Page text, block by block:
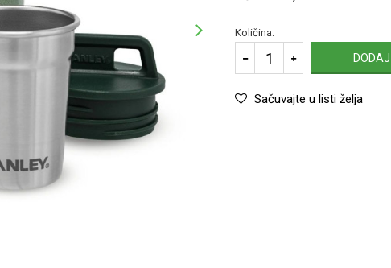
Količina:
Sačuvajte u listi želja